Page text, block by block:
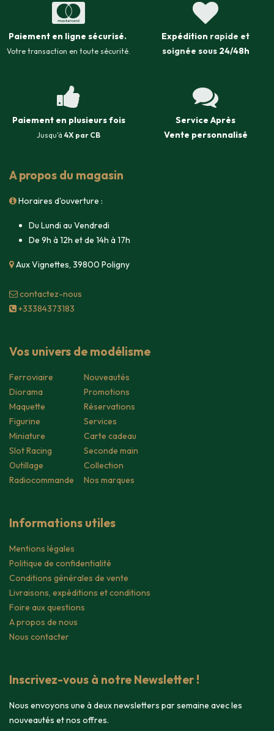
Paiement en ligne sécurisé.
Votre transaction en toute sécurité.
Expédition rapide et
soignée sous 24/48h
Paiement en plusieurs fois
Jusqu'à 4X par CB
Service Après
Vente personnalisé
A propos du magasin
Horaires d'ouverture :
Du Lundi au Vendredi
De 9h à 12h et de 14h à 17h
Aux Vignettes, 39800 Poligny
contacte​z-nous
+33384373183
Vos univers de modélisme
Ferroviaire
Diorama
Maquette
Figurine
Miniature
Slot Racing
Outillage
Radiocommande
Nouveautés
Promotions
Réservations
Services
Carte cadeau
Seconde main
Collection
Nos marques
Informations utiles
Mentions légales
Politique de confidentialité
Conditions générales de vente
Livraisons, expéditions et conditions
Foire aux questions
A propos de nous
Nous contacter
Inscrivez-vous à notre Newsletter !
Nous envoyons une à deux newsletters par semaine avec les
nouveautés et nos offres.